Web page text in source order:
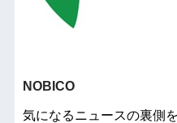
NOBICO
気になるニュースの裏側